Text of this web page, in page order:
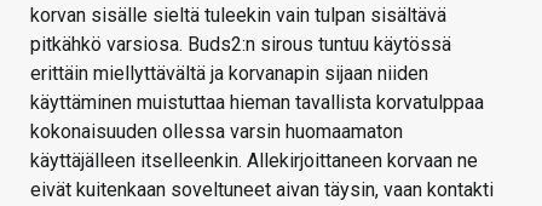
korvan sisälle sieltä tuleekin vain tulpan sisältävä
pitkähkö varsiosa. Buds2:n sirous tuntuu käytössä
erittäin miellyttävältä ja korvanapin sijaan niiden
käyttäminen muistuttaa hieman tavallista korvatulppaa
kokonaisuuden ollessa varsin huomaamaton
käyttäjälleen itselleenkin. Allekirjoittaneen korvaan ne
eivät kuitenkaan soveltuneet aivan täysin, vaan kontakti